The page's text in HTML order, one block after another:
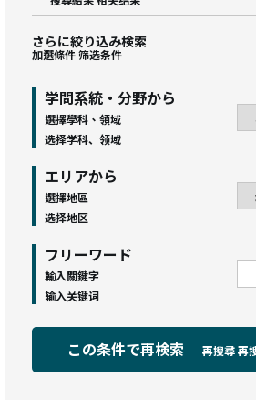
さらに絞り込み検索
加選條件筛选条件
学問系統・分野から
選擇學科、領域
选择学科、领域
エリアから
選擇地區
选择地区
フリーワード
輸入關鍵字
输入关键词
この条件で再検索 再搜尋再